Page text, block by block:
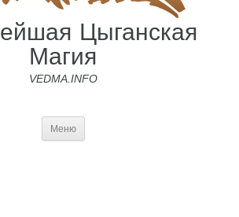
Цыганская
Магия
VEDMA.INFO
Меню